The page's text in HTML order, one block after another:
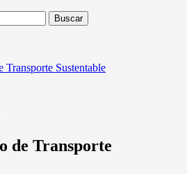
Sustentable
de Transporte